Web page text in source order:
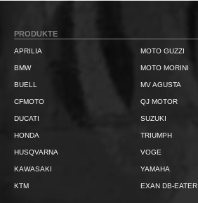
PRODUKTE
APRILIA
BMW
BUELL
CFMOTO
DUCATI
HONDA
HUSQVARNA
KAWASAKI
KTM
MOTO GUZZI
MOTO MORINI
MV AGUSTA
QJ MOTOR
SUZUKI
TRIUMPH
VOGE
YAMAHA
EXAN DB-EATER